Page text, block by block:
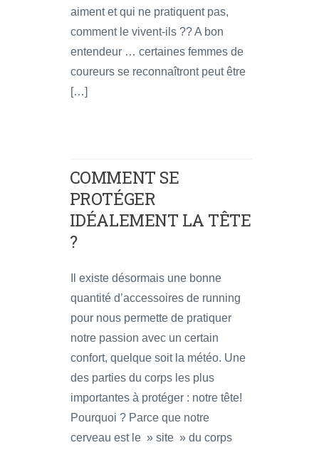
aiment et qui ne pratiquent pas,
comment le vivent-ils ?? A bon
entendeur … certaines femmes de
coureurs se reconnaîtront peut être
[…]
COMMENT SE
PROTÉGER
IDÉALEMENT LA TÊTE
?
Il existe désormais une bonne
quantité d’accessoires de running
pour nous permette de pratiquer
notre passion avec un certain
confort, quelque soit la météo. Une
des parties du corps les plus
importantes à protéger : notre tête!
Pourquoi ? Parce que notre
cerveau est le » site » du corps